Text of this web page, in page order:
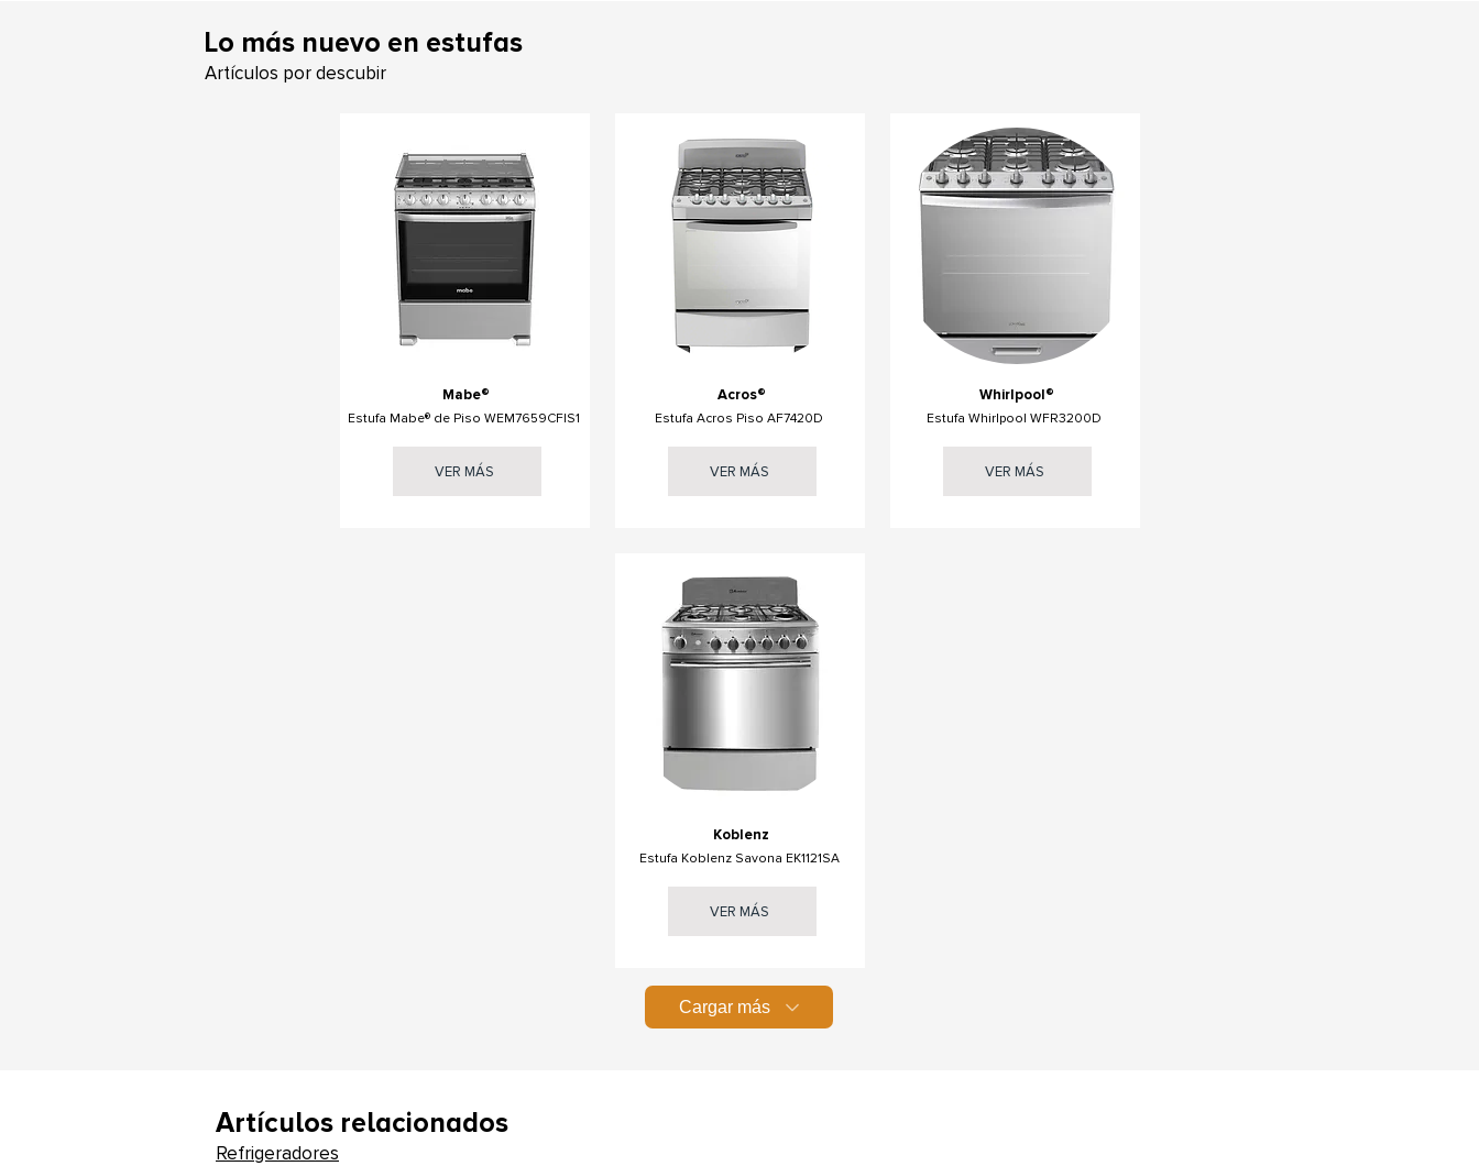
Lo más nuevo en estufas
Artículos por descubir
Mabe®
Estufa Mabe® de Piso WEM7659CFIS1
VER MÁS
Acros®
Estufa Acros Piso AF7420D
VER MÁS
Whirlpool®
Estufa Whirlpool WFR3200D
VER MÁS
Koblenz
Estufa Koblenz Savona EK1121SA
VER MÁS
Cargar más
Artículos relacionados
Refrigeradores